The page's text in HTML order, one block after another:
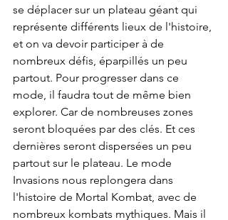
se déplacer sur un plateau géant qui
représente différents lieux de l'histoire,
et on va devoir participer à de
nombreux défis, éparpillés un peu
partout. Pour progresser dans ce
mode, il faudra tout de même bien
explorer. Car de nombreuses zones
seront bloquées par des clés. Et ces
dernières seront dispersées un peu
partout sur le plateau. Le mode
Invasions nous replongera dans
l'histoire de Mortal Kombat, avec de
nombreux kombats mythiques. Mais il